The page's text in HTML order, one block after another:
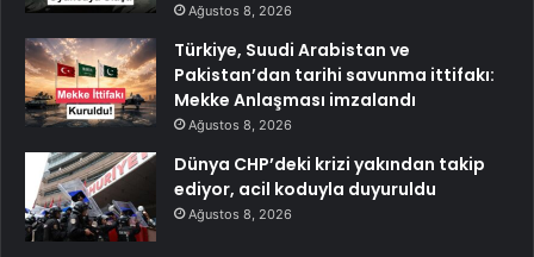
Ağustos 8, 2026
Türkiye, Suudi Arabistan ve
Pakistan’dan tarihi savunma ittifakı:
Mekke Anlaşması imzalandı
Ağustos 8, 2026
Dünya CHP’deki krizi yakından takip
ediyor, acil koduyla duyuruldu
Ağustos 8, 2026